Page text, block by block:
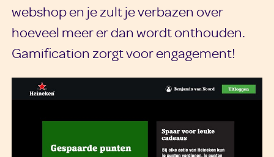
webshop en je zult je verbazen over
hoeveel meer er dan wordt onthouden.
Gamification zorgt voor engagement!